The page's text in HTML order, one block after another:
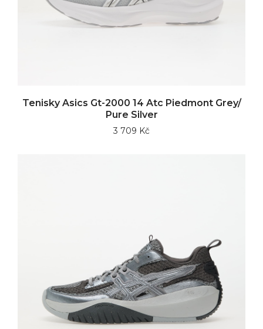
Tenisky Asics Gt-2000 14 Atc Piedmont Grey/
Pure Silver
3 709 Kč